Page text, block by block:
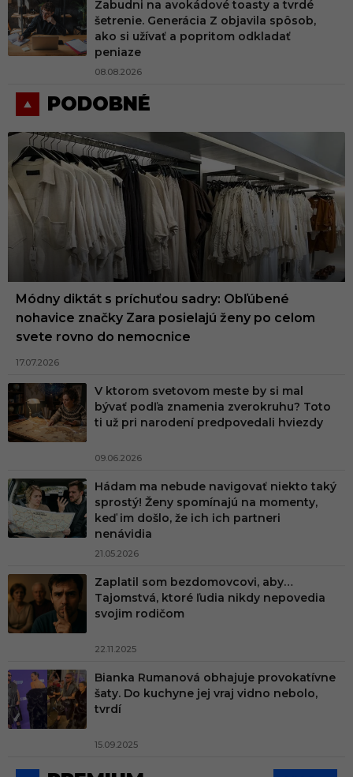
Zabudni na avokádové toasty a tvrdé
šetrenie. Generácia Z objavila spôsob,
ako si užívať a popritom odkladať
peniaze
08.08.2026
PODOBNÉ
Módny diktát s príchuťou sadry: Obľúbené
nohavice značky Zara posielajú ženy po celom
svete rovno do nemocnice
17.07.2026
V ktorom svetovom meste by si mal
bývať podľa znamenia zverokruhu? Toto
ti už pri narodení predpovedali hviezdy
09.06.2026
Hádam ma nebude navigovať niekto taký
sprostý! Ženy spomínajú na momenty,
keď im došlo, že ich ich partneri
nenávidia
21.05.2026
Zaplatil som bezdomovcovi, aby…
Tajomstvá, ktoré ľudia nikdy nepovedia
svojim rodičom
22.11.2025
Bianka Rumanová obhajuje provokatívne
šaty. Do kuchyne jej vraj vidno nebolo,
tvrdí
15.09.2025